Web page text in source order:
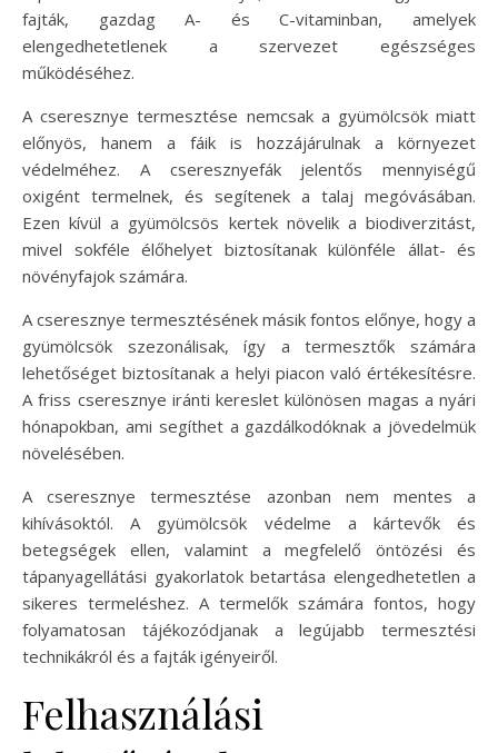
fajták, gazdag A- és C-vitaminban, amelyek
elengedhetetlenek a szervezet egészséges
működéséhez.
A cseresznye termesztése nemcsak a gyümölcsök miatt
előnyös, hanem a fáik is hozzájárulnak a környezet
védelméhez. A cseresznyefák jelentős mennyiségű
oxigént termelnek, és segítenek a talaj megóvásában.
Ezen kívül a gyümölcsös kertek növelik a biodiverzitást,
mivel sokféle élőhelyet biztosítanak különféle állat- és
növényfajok számára.
A cseresznye termesztésének másik fontos előnye, hogy a
gyümölcsök szezonálisak, így a termesztők számára
lehetőséget biztosítanak a helyi piacon való értékesítésre.
A friss cseresznye iránti kereslet különösen magas a nyári
hónapokban, ami segíthet a gazdálkodóknak a jövedelmük
növelésében.
A cseresznye termesztése azonban nem mentes a
kihívásoktól. A gyümölcsök védelme a kártevők és
betegségek ellen, valamint a megfelelő öntözési és
tápanyagellátási gyakorlatok betartása elengedhetetlen a
sikeres termeléshez. A termelők számára fontos, hogy
folyamatosan tájékozódjanak a legújabb termesztési
technikákról és a fajták igényeiről.
Felhasználási